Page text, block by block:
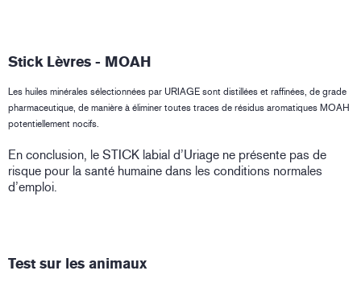
Stick Lèvres - MOAH
Les huiles minérales sélectionnées par URIAGE sont distillées et raffinées, de grade
pharmaceutique, de manière à éliminer toutes traces de résidus aromatiques MOAH
potentiellement nocifs.
En conclusion, le STICK labial d’Uriage ne présente pas de
risque pour la santé humaine dans les conditions normales
d’emploi.
Test sur les animaux